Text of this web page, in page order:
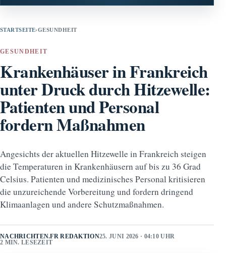
STARTSEITE›GESUNDHEIT
GESUNDHEIT
Krankenhäuser in Frankreich
unter Druck durch Hitzewelle:
Patienten und Personal
fordern Maßnahmen
Angesichts der aktuellen Hitzewelle in Frankreich steigen
die Temperaturen in Krankenhäusern auf bis zu 36 Grad
Celsius. Patienten und medizinisches Personal kritisieren
die unzureichende Vorbereitung und fordern dringend
Klimaanlagen und andere Schutzmaßnahmen.
NACHRICHTEN.FR REDAKTION25. JUNI 2026 · 04:10 UHR
2 MIN. LESEZEIT